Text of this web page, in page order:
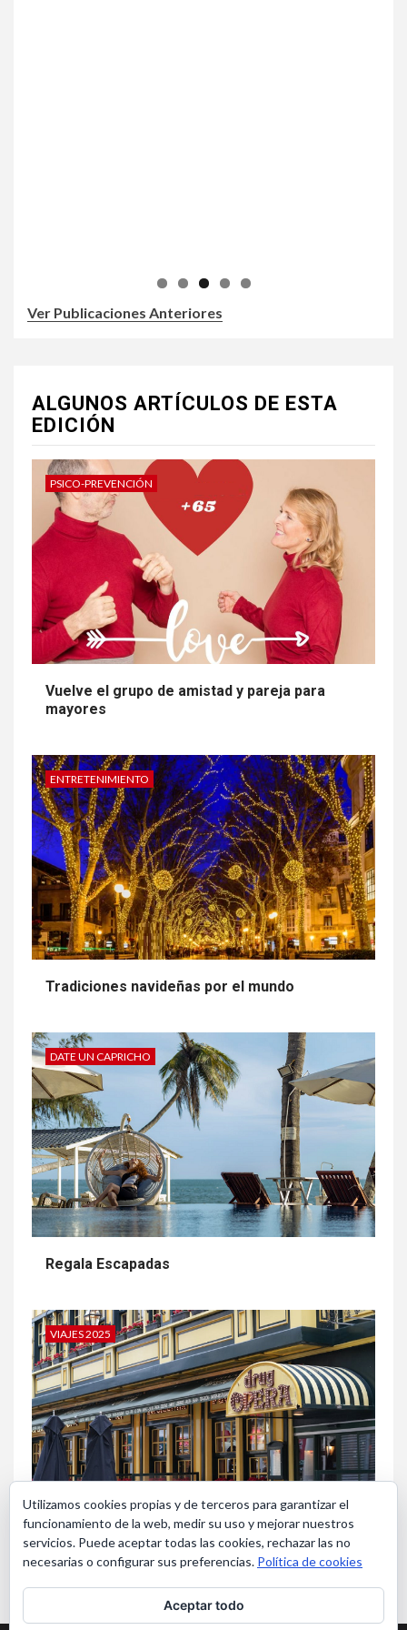
Ver Publicaciones Anteriores
ALGUNOS ARTÍCULOS DE ESTA
EDICIÓN
PSICO-PREVENCIÓN
Vuelve el grupo de amistad y pareja para
mayores
ENTRETENIMIENTO
Tradiciones navideñas por el mundo
DATE UN CAPRICHO
Regala Escapadas
VIAJES 2025
Bruselas en Navidad
Utilizamos cookies propias y de terceros para garantizar el
funcionamiento de la web, medir su uso y mejorar nuestros
servicios. Puede aceptar todas las cookies, rechazar las no
necesarias o configurar sus preferencias. Política de cookies
Aceptar todo